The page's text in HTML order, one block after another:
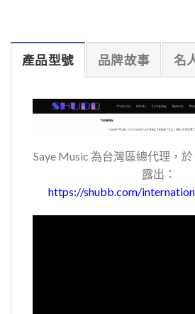
產品型號 品牌故事 名
Saye Music 為台灣區總代理，
露出：
https://shubb.com/